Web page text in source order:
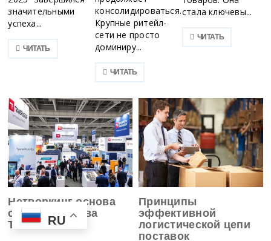
RU
значительными
успеха...
ЧИТАТЬ
консолидироваться.
Крупные ритейл-
сети не просто
доминиру...
ЧИТАТЬ
стала ключевы...
ЧИТАТЬ
Нетворкинг основа
сотрудничества
TransRussia
Принципы
эффективной
логистической цепи
поставок